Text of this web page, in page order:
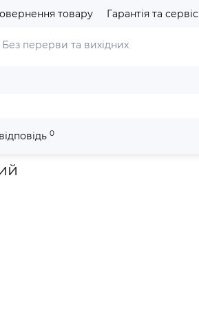
товару Гарантія та сервіс
Без перерви та вихідних
0
45 S-F (527107) ніжний білий